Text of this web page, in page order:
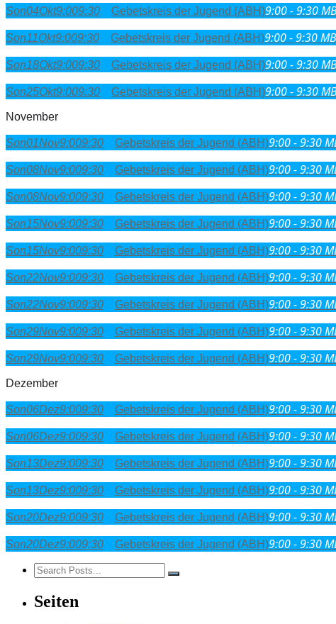
Son04Okt9:009:30 Gebetskreis der Jugend (ABH)9:00 - 9:30
Son11Okt9:009:30 Gebetskreis der Jugend (ABH)9:00 - 9:30
Son18Okt9:009:30 Gebetskreis der Jugend (ABH)9:00 - 9:30
Son25Okt9:009:30 Gebetskreis der Jugend (ABH)9:00 - 9:30
November
Son01Nov9:009:30 Gebetskreis der Jugend (ABH)9:00 - 9:30
Son08Nov9:009:30 Gebetskreis der Jugend (ABH)9:00 - 9:30
Son08Nov9:009:30 Gebetskreis der Jugend (ABH)9:00 - 9:30
Son15Nov9:009:30 Gebetskreis der Jugend (ABH)9:00 - 9:30
Son15Nov9:009:30 Gebetskreis der Jugend (ABH)9:00 - 9:30
Son22Nov9:009:30 Gebetskreis der Jugend (ABH)9:00 - 9:30
Son22Nov9:009:30 Gebetskreis der Jugend (ABH)9:00 - 9:30
Son29Nov9:009:30 Gebetskreis der Jugend (ABH)9:00 - 9:30
Son29Nov9:009:30 Gebetskreis der Jugend (ABH)9:00 - 9:30
Dezember
Son06Dez9:009:30 Gebetskreis der Jugend (ABH)9:00 - 9:30
Son06Dez9:009:30 Gebetskreis der Jugend (ABH)9:00 - 9:30
Son13Dez9:009:30 Gebetskreis der Jugend (ABH)9:00 - 9:30
Son13Dez9:009:30 Gebetskreis der Jugend (ABH)9:00 - 9:30
Son20Dez9:009:30 Gebetskreis der Jugend (ABH)9:00 - 9:30
Son20Dez9:009:30 Gebetskreis der Jugend (ABH)9:00 - 9:30
Seiten